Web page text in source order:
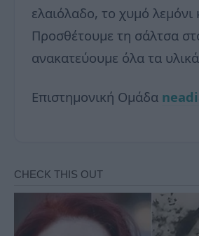
ελαιόλαδο, το χυμό λεμόνι
Προσθέτουμε τη σάλτσα
ανακατεύουμε όλα τα
Επιστημονική Ομάδα